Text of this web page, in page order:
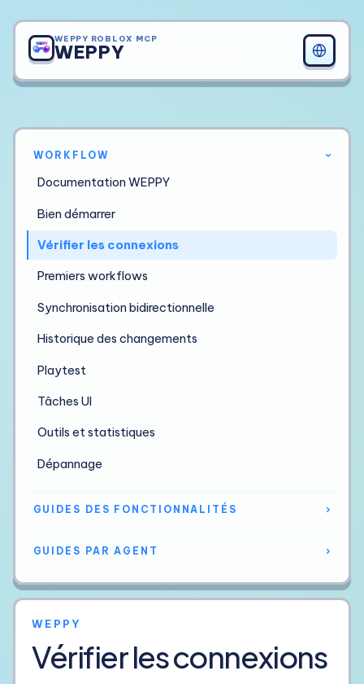
WEPPY ROBLOX MCP
WEPPY
WORKFLOW ›
Documentation WEPPY
Bien démarrer
Vérifier les connexions
Premiers workflows
Synchronisation bidirectionnelle
Historique des changements
Playtest
Tâches UI
Outils et statistiques
Dépannage
GUIDES DES FONCTIONNALITÉS ›
GUIDES PAR AGENT ›
WEPPY
Vérifier les connexions